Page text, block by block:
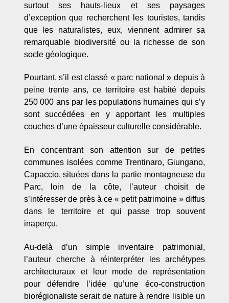
surtout ses hauts-lieux et ses paysages
d’exception que recherchent les touristes, tandis
que les naturalistes, eux, viennent admirer sa
remarquable biodiversité ou la richesse de son
socle géologique.
Pourtant, s’il est classé « parc national » depuis à
peine trente ans, ce territoire est habité depuis
250 000 ans par les populations humaines qui s’y
sont succédées en y apportant les multiples
couches d’une épaisseur culturelle considérable.
En concentrant son attention sur de petites
communes isolées comme Trentinaro, Giungano,
Capaccio, situées dans la partie montagneuse du
Parc, loin de la côte, l’auteur choisit de
s’intéresser de près à ce « petit patrimoine » diffus
dans le territoire et qui passe trop souvent
inaperçu.
Au-delà d’un simple inventaire patrimonial,
l’auteur cherche à réinterpréter les archétypes
architecturaux et leur mode de représentation
pour défendre l’idée qu’une éco-construction
biorégionaliste serait de nature à rendre lisible un